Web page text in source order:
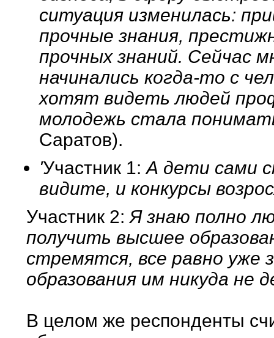
ситуация изменилась:
прочные знания,
прочных знаний. Сейчас
начинались когда-то с
хотят видеть людей
молодежь стала
Саратов).
'Участник 1:А дети сами
видите, и конкурсы
Участник 2:Я знаю полно
получить высшее
стремятся, все равно уже
образования им никуда не
В целом же респонденты